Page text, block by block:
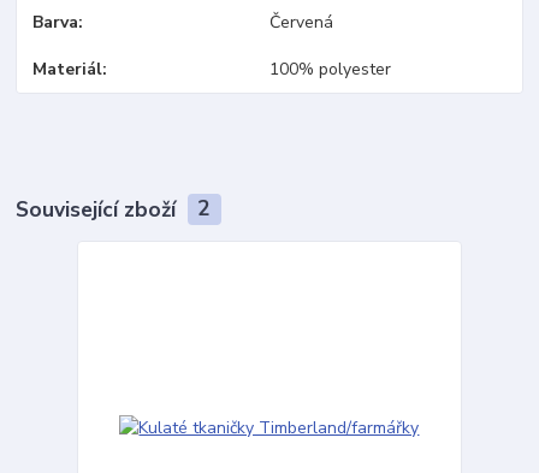
Barva Červená
Materiál 100% polyester
Související zboží 2